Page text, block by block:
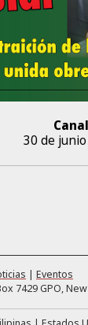
30 de
Eventos
7429 GPO,